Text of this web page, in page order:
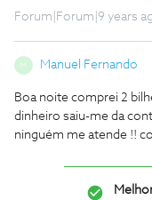
Forum|Forum|9 years
M Manuel Fernando
Boa noite comprei 2
dinheiro saiu-me da
ninguém me atende !!